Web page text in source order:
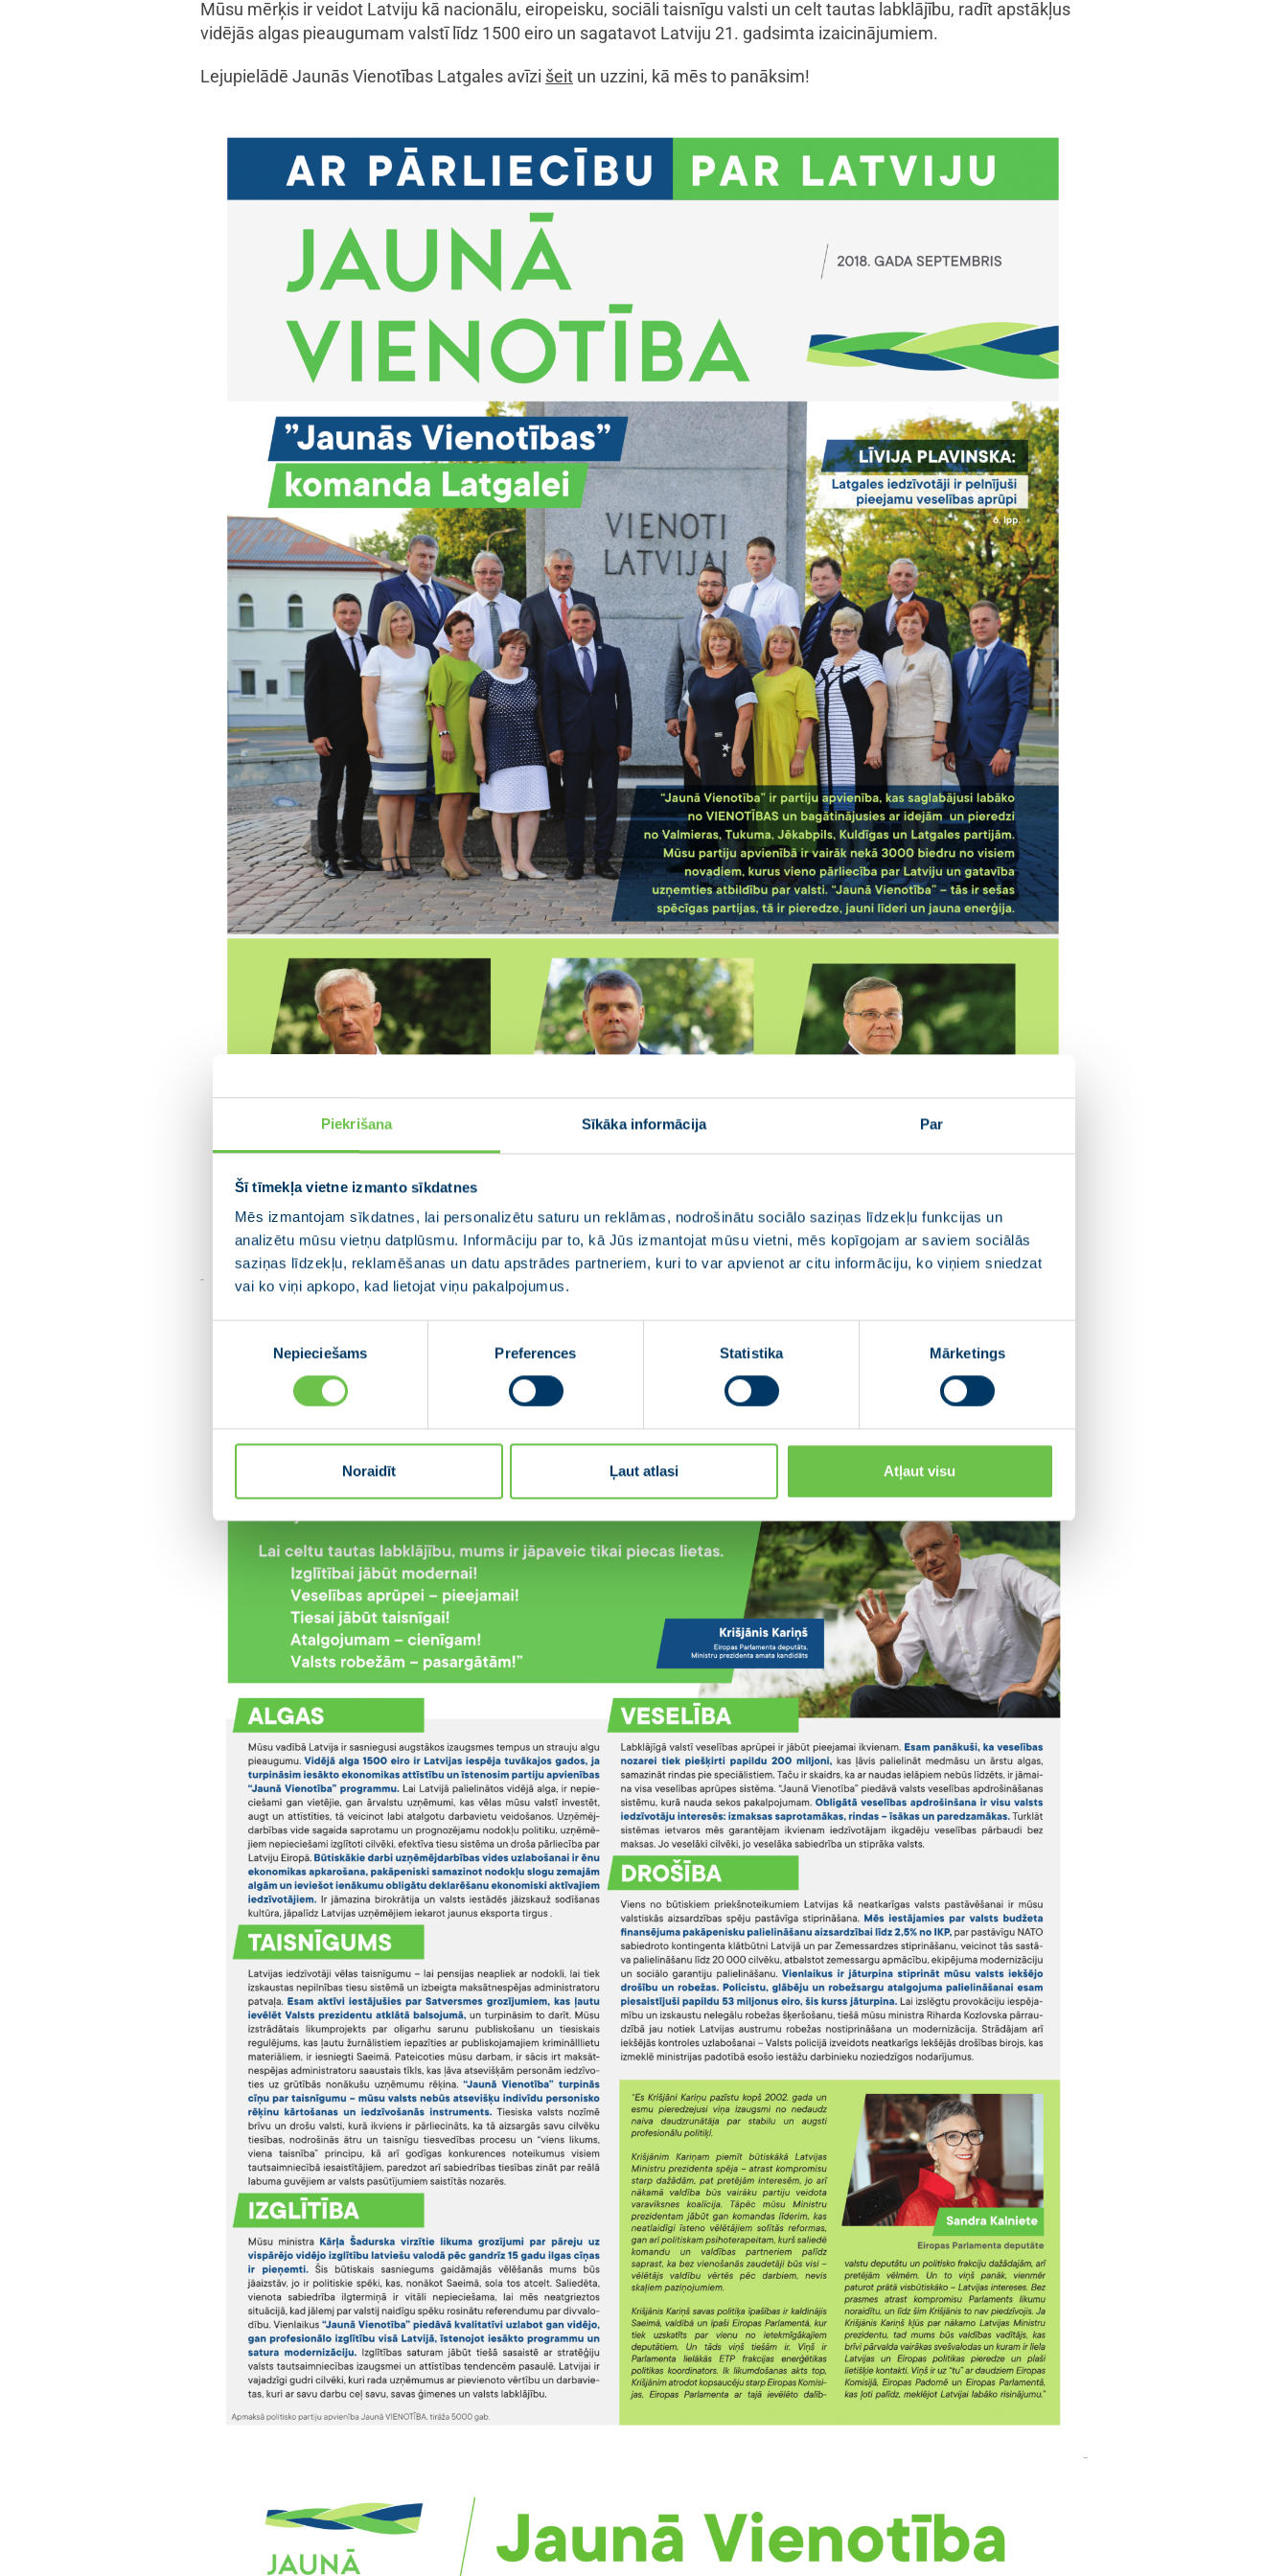
Piekrišana Sīkāka informācija Par
Šī tīmekļa vietne izmanto sīkdatnes
Mēs izmantojam sīkdatnes, lai personalizētu saturu un reklāmas, nodrošinātu sociālo saziņas līdzekļu funkcijas un
analizētu mūsu vietņu datplūsmu. Informāciju par to, kā Jūs izmantojat mūsu vietni, mēs kopīgojam ar saviem sociālās
saziņas līdzekļu, reklamēšanas un datu apstrādes partneriem, kuri to var apvienot ar citu informāciju, ko viņiem sniedzat
vai ko viņi apkopo, kad lietojat viņu pakalpojumus.
Nepieciešams Preferences Statistika Mārketings
Noraidīt Ļaut atlasi Atļaut visu
Mūsu mērķis ir veidot Latviju kā nacionālu, eiropeisku, sociāli taisnīgu valsti un celt tautas labklājību, radīt apstākļus
vidējās algas pieaugumam valstī līdz 1500 eiro un sagatavot Latviju 21. gadsimta izaicinājumiem.
Lejupielādē Jaunās Vienotības Latgales avīzi šeit un uzzini, kā mēs to panāksim!